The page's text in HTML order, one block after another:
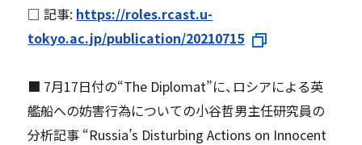
□ 記事: https://roles.rcast.u-
tokyo.ac.jp/publication/20210715
■ 7月17日付の“The Diplomat”に、ロシアによる英
艦船への妨害行為についての小谷哲男主任研究員の
分析記事 “Russia’s Disturbing Actions on Innocent